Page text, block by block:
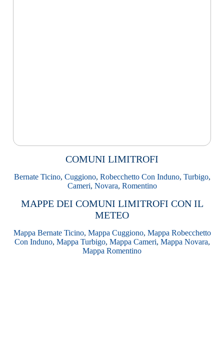
COMUNI LIMITROFI
Bernate Ticino, Cuggiono, Robecchetto Con Induno, Turbigo,
Cameri, Novara, Romentino
MAPPE DEI COMUNI LIMITROFI CON IL
METEO
Mappa Bernate Ticino, Mappa Cuggiono, Mappa Robecchetto
Con Induno, Mappa Turbigo, Mappa Cameri, Mappa Novara,
Mappa Romentino